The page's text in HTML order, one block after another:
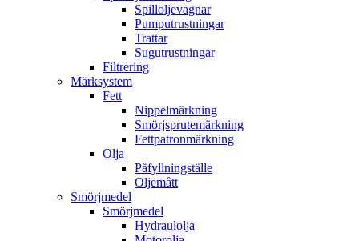
Spilloljevagnar
Pumputrustningar
Trattar
Sugutrustningar
Filtrering
Märksystem
Fett
Nippelmärkning
Smörjsprutemärkning
Fettpatronmärkning
Olja
Påfyllningställe
Oljemått
Smörjmedel
Smörjmedel
Hydraulolja